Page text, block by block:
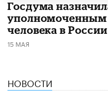
Госдума
уполномоченным
человека в России
15 МАЯ
НОВОСТИ